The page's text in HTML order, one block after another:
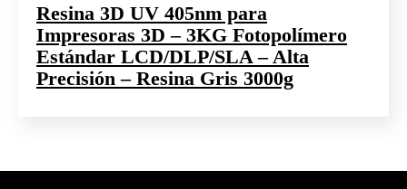
Resina 3D UV 405nm para
Impresoras 3D – 3KG Fotopolímero
Estándar LCD/DLP/SLA – Alta
Precisión – Resina Gris 3000g